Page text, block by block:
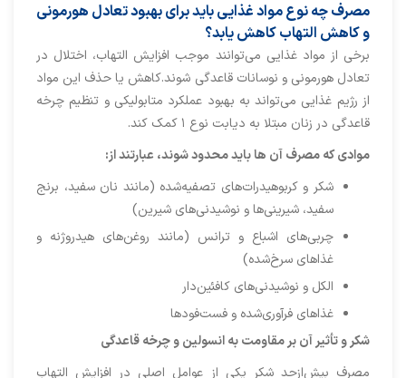
مصرف چه نوع مواد غذایی باید برای بهبود تعادل هورمونی
و کاهش التهاب کاهش یابد؟
برخی از مواد غذایی می‌توانند موجب افزایش التهاب، اختلال در
تعادل هورمونی و نوسانات قاعدگی شوند.کاهش یا حذف این مواد
از رژیم غذایی می‌تواند به بهبود عملکرد متابولیکی و تنظیم چرخه
قاعدگی در زنان مبتلا به دیابت نوع ۱ کمک کند.
موادی که مصرف آن ها باید محدود شوند، عبارتند از:
شکر و کربوهیدرات‌های تصفیه‌شده (مانند نان سفید، برنج
سفید، شیرینی‌ها و نوشیدنی‌های شیرین)
چربی‌های اشباع و ترانس (مانند روغن‌های هیدروژنه و
غذاهای سرخ‌شده)
الکل و نوشیدنی‌های کافئین‌دار
غذاهای فرآوری‌شده و فست‌فودها
شکر و تأثیر آن بر مقاومت به انسولین و چرخه قاعدگی
مصرف بیش‌ازحد شکر یکی از عوامل اصلی در افزایش التهاب